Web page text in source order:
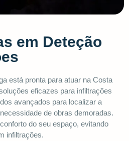
em Deteção
está pronta para atuar na Costa
eficazes para infiltrações
avançados para localizar a
de obras demoradas.
do seu espaço, evitando
infiltrações.